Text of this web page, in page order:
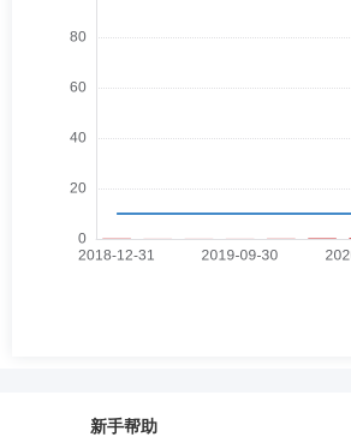
新手帮助